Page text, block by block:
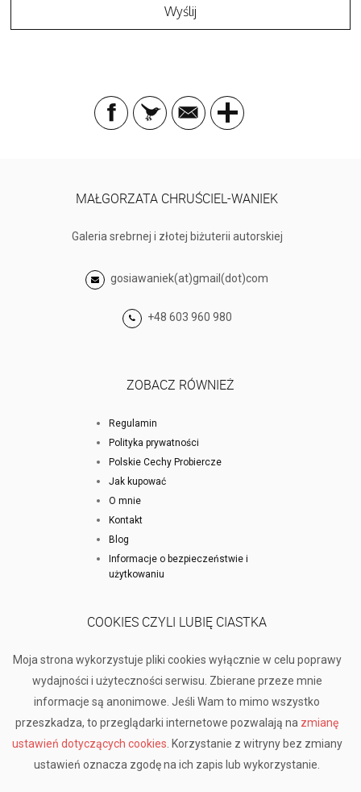
MAŁGORZATA CHRUŚCIEL-WANIEK
Galeria srebrnej i złotej biżuterii autorskiej
gosiawaniek(at)gmail(dot)com
+48 603 960 980
ZOBACZ RÓWNIEŻ
Regulamin
Polityka prywatności
Polskie Cechy Probiercze
Jak kupować
O mnie
Kontakt
Blog
Informacje o bezpieczeństwie i
użytkowaniu
COOKIES CZYLI LUBIĘ CIASTKA
Moja strona wykorzystuje pliki cookies wyłącznie w celu poprawy
wydajności i użyteczności serwisu. Zbierane przeze mnie
informacje są anonimowe. Jeśli Wam to mimo wszystko
przeszkadza, to przeglądarki internetowe pozwalają na zmianę
ustawień dotyczących cookies . Korzystanie z witryny bez zmiany
ustawień oznacza zgodę na ich zapis lub wykorzystanie.